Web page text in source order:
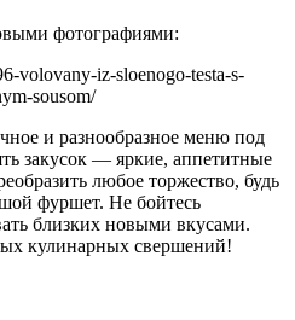
фотографиями:
volovany-iz-sloenogo-testa-s-
sousom/
и разнообразное меню под
закусок — яркие, аппетитные
любое торжество, будь
фуршет. Не бойтесь
близких новыми вкусами.
кулинарных свершений!